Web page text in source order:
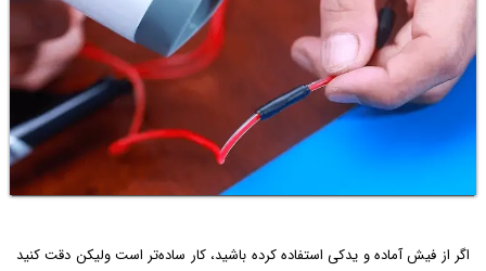
اگر از فیش آماده و یدکی استفاده کرده باشید، کار ساده‌تر است ولیکن دقت کنید